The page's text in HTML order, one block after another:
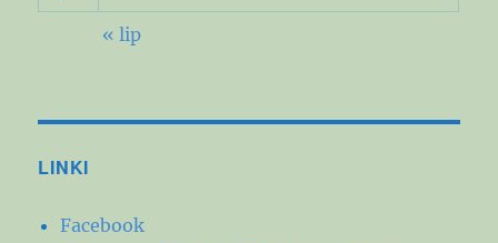
« lip
LINKI
Facebook